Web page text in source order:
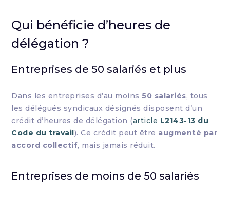
Qui bénéficie d’heures de
délégation ?
Entreprises de 50 salariés et plus
Dans les entreprises d’au moins50 salariés, tous
les délégués syndicaux désignés disposent d’un
crédit d’heures de délégation (article L2143-13 du
Code du travail). Ce crédit peut être augmenté par
accord collectif, mais jamais réduit.
Entreprises de moins de 50 salariés